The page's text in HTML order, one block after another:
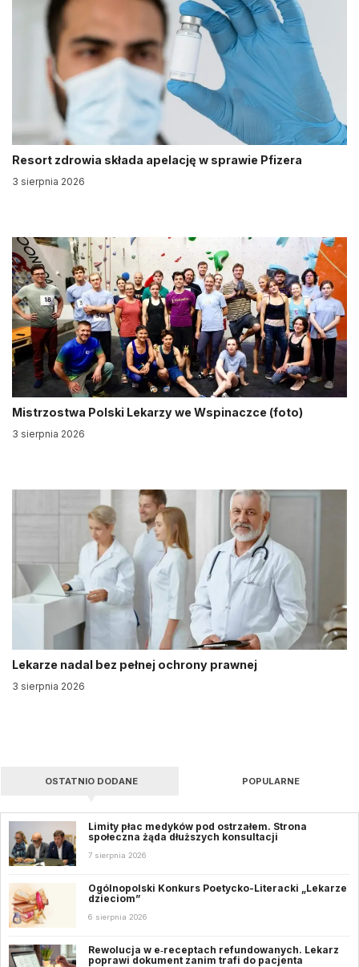
Resort zdrowia składa apelację w sprawie Pfizera
3 sierpnia 2026
Mistrzostwa Polski Lekarzy we Wspinaczce (foto)
3 sierpnia 2026
Lekarze nadal bez pełnej ochrony prawnej
3 sierpnia 2026
OSTATNIO DODANE POPULARNE
Limity płac medyków pod ostrzałem. Strona
społeczna żąda dłuższych konsultacji
7 sierpnia 2026
Ogólnopolski Konkurs Poetycko-Literacki „Lekarze
dzieciom”
6 sierpnia 2026
Rewolucja w e‑receptach refundowanych. Lekarz
poprawi dokument zanim trafi do pacjenta